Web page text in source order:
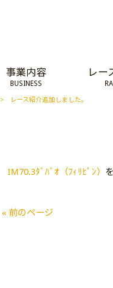
事業内容
BUSINESS
レー
> レース紹介追加しました。
IM70.3ﾀﾞﾊﾞｵ（ﾌｨﾘﾋﾟﾝ）
« 前のページ